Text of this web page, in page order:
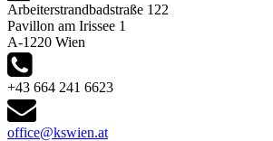
Arbeiterstrandbadstraße 122
Pavillon am Irissee 1
A-1220 Wien
+43 664 241 6623
office@kswien.at